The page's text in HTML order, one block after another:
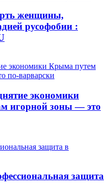
женщины,
русофобии :
экономики
игорной зоны — это
защита